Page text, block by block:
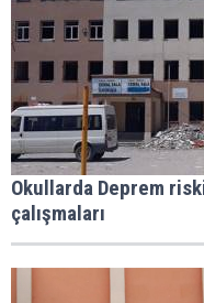
Okullarda Deprem
çalışmaları